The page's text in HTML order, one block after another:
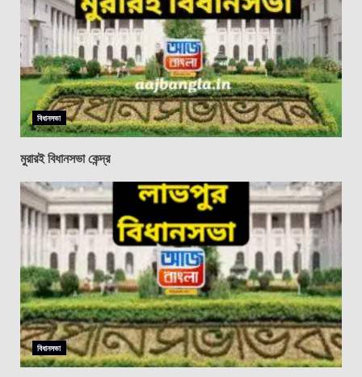
বিধানসভা
মুরারই বিধানসভা কেন্দ্র
বিধানসভা